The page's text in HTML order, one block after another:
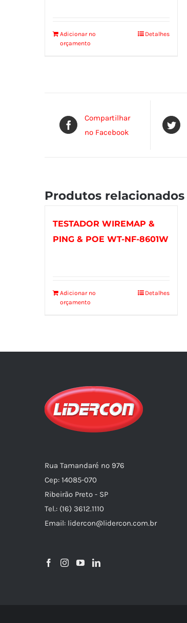
Adicionar no
orçamento
Detalhes
Compartilhar
no Facebook
Produtos relacionados
TESTADOR WIREMAP &
PING & POE WT-NF-8601W
Adicionar no
orçamento
Detalhes
Rua Tamandaré nº 976
Cep: 14085-070
Ribeirão Preto - SP
Tel.: (16) 3612.1110
Email: lidercon@lidercon.com.br